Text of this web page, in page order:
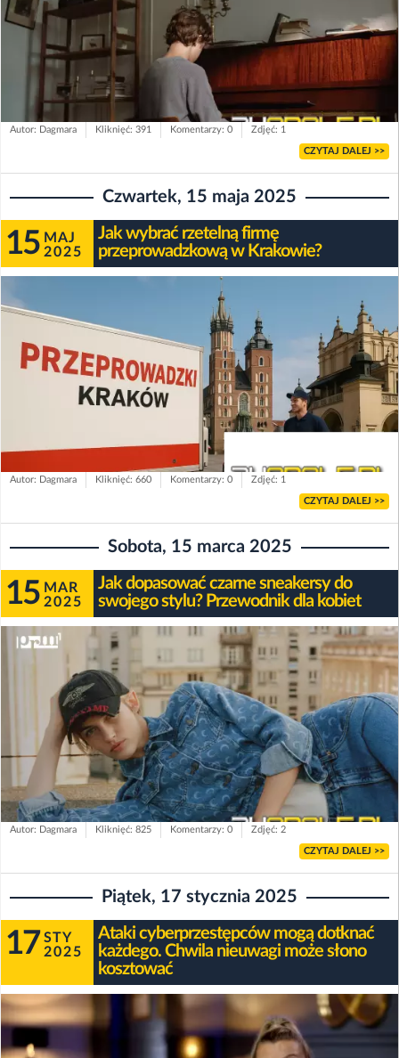
Autor: Dagmara Kliknięć: 391 Komentarzy: 0 Zdjęć: 1
CZYTAJ DALEJ >>
Czwartek, 15 maja 2025
15 MAJ
2025
Jak wybrać rzetelną firmę
przeprowadzkową w Krakowie?
Autor: Dagmara Kliknięć: 660 Komentarzy: 0 Zdjęć: 1
CZYTAJ DALEJ >>
Sobota, 15 marca 2025
15 MAR
2025
Jak dopasować czarne sneakersy do
swojego stylu? Przewodnik dla kobiet
Autor: Dagmara Kliknięć: 825 Komentarzy: 0 Zdjęć: 2
CZYTAJ DALEJ >>
Piątek, 17 stycznia 2025
17 STY
2025
Ataki cyberprzestępców mogą dotknać
każdego. Chwila nieuwagi może słono
kosztować